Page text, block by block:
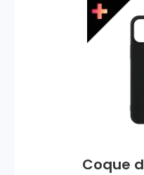
Coque